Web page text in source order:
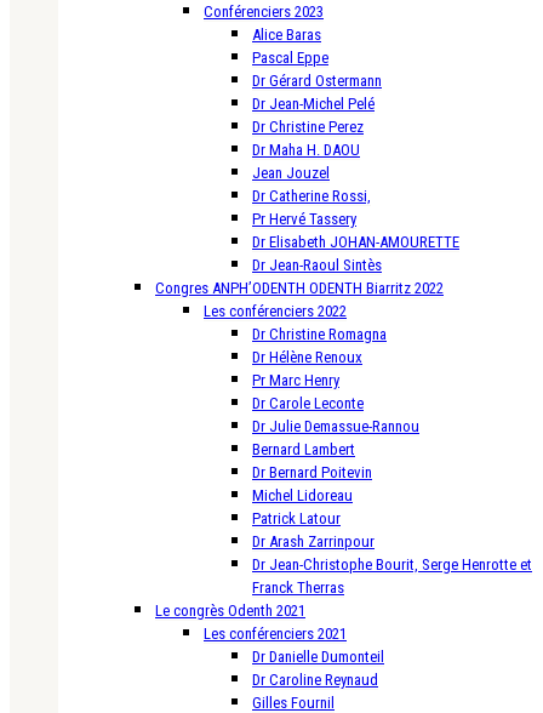
Conférenciers 2023
Alice Baras
Pascal Eppe
Dr Gérard Ostermann
Dr Jean-Michel Pelé
Dr Christine Perez
Dr Maha H. DAOU
Jean Jouzel
Dr Catherine Rossi,
Pr Hervé Tassery
Dr Elisabeth JOHAN-AMOURETTE
Dr Jean-Raoul Sintès
Congres ANPH’ODENTH ODENTH Biarritz 2022
Les conférenciers 2022
Dr Christine Romagna
Dr Hélène Renoux
Pr Marc Henry
Dr Carole Leconte
Dr Julie Demassue-Rannou
Bernard Lambert
Dr Bernard Poitevin
Michel Lidoreau
Patrick Latour
Dr Arash Zarrinpour
Dr Jean-Christophe Bourit, Serge Henrotte et
Franck Therras
Le congrès Odenth 2021
Les conférenciers 2021
Dr Danielle Dumonteil
Dr Caroline Reynaud
Gilles Fournil